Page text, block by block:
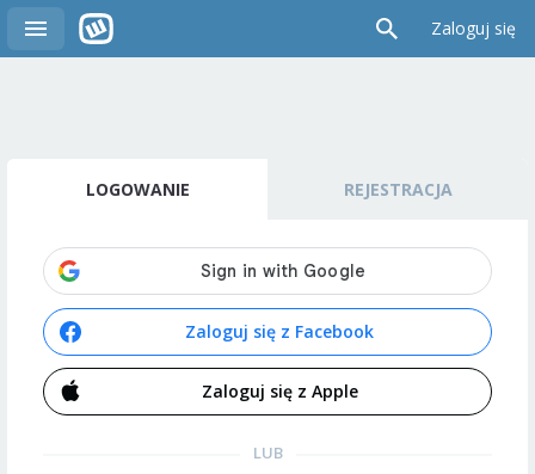
Zaloguj się
LOGOWANIE REJESTRACJA
Zaloguj się z Facebook
Zaloguj się z Apple
LUB